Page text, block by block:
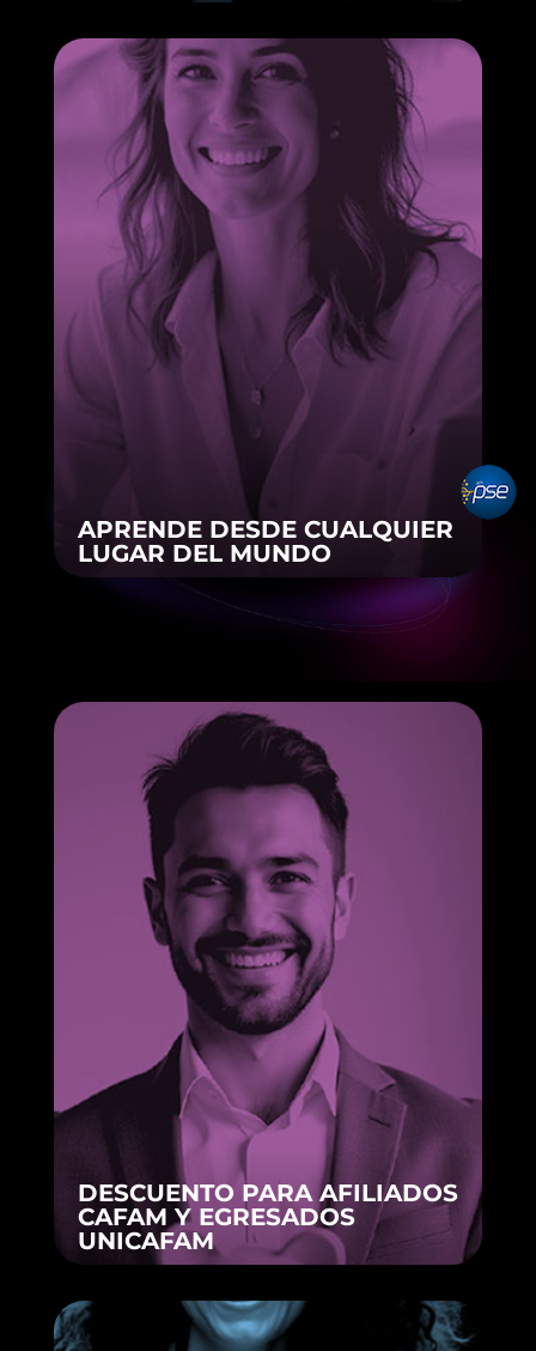
APRENDE DESDE CUALQUIER
LUGAR DEL MUNDO
DESCUENTO PARA AFILIADOS
CAFAM Y EGRESADOS
UNICAFAM